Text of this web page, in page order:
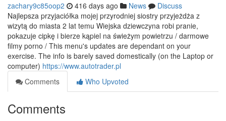
zachary9c85oop2 416 days ago News
Discuss
Najlepsza przyjaciółka mojej przyrodniej siostry przyjeżdża z
wizytą do miasta 2 lat temu Wiejska dziewczyna robi pranie,
pokazuje cipkę i bierze kąpiel na świeżym powietrzu / darmowe
filmy porno / This menu's updates are dependant on your
exercise. The info is barely saved domestically (on the Laptop or
computer) https://www.autotrader.pl
Comments
Who Upvoted
Comments